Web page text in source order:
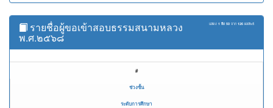
แสดง 1 ถึง 50 จาก 126 ผลลัพธ์
รายชื่อผู้ขอเข้าสอบธรรมสนามหลวง
พ.ศ.๒๕๖๘
#
ช่วงชั้น
ระดับการศึกษา